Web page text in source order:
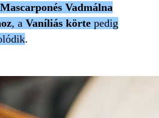
Mascarponés Vadmálna
, a Vaníliás körte pedig
.